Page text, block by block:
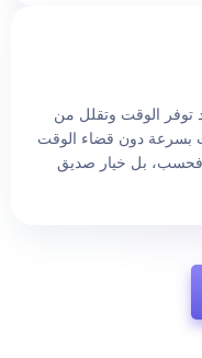
توفر الوقت وتقلل من
بسرعة دون قضاء الوقت
فحسب، بل خيار صديق